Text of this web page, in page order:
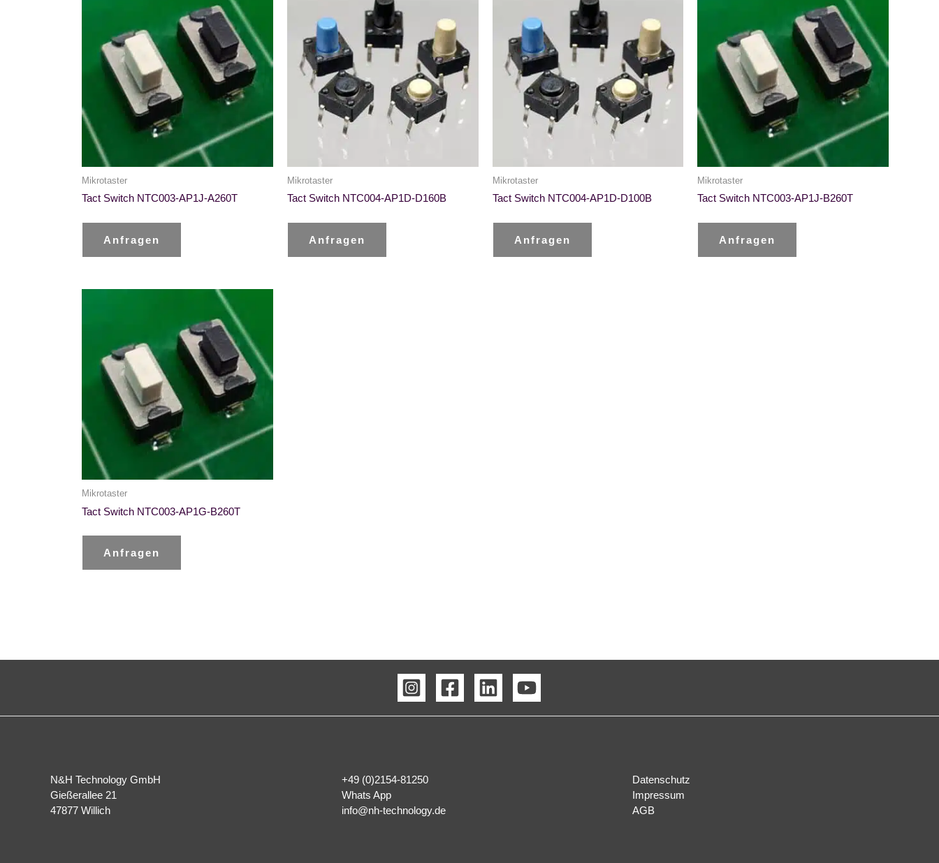
Mikrotaster
Tact Switch NTC003-AP1J-A260T
Anfragen
Mikrotaster
Tact Switch NTC004-AP1D-D160B
Anfragen
Mikrotaster
Tact Switch NTC004-AP1D-D100B
Anfragen
Mikrotaster
Tact Switch NTC003-AP1J-B260T
Anfragen
Mikrotaster
Tact Switch NTC003-AP1G-B260T
Anfragen
N&H Technology GmbH
Gießerallee 21
47877 Willich
+49 (0)2154-81250
Whats App
info@nh-technology.de
Datenschutz
Impressum
AGB